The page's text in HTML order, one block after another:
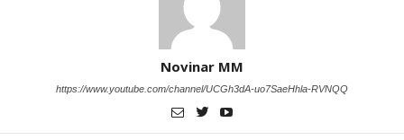
Novinar MM
https://www.youtube.com/channel/UCGh3dA-uo7SaeHhla-RVNQQ